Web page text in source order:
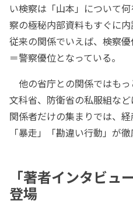
い検察は「山本」について
察の極秘内部資料もすぐに
従来の関係でいえば、検察
＝警察優位となっている。
他の省庁との関係ではもっ
文科省、防衛省の私服組など
関係者だけの集まりでは、
「暴走」「勘違い行動」が
「著者インタビュ
登場